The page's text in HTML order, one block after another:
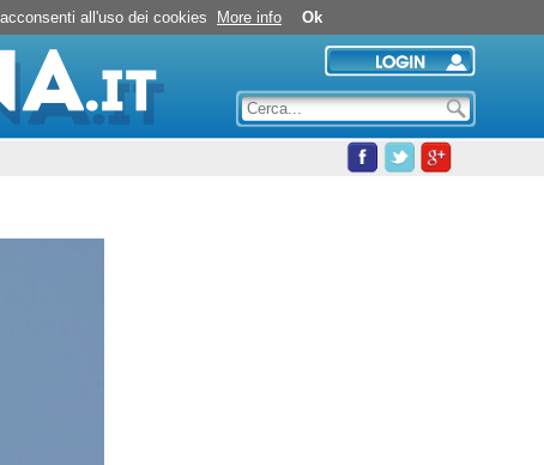
all'uso dei cookies More info Ok